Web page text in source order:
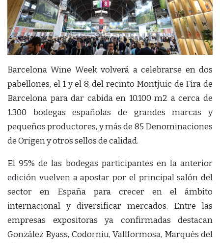
Barcelona Wine Week volverá a celebrarse en dos
pabellones, el 1 y el 8, del recinto Montjuic de Fira de
Barcelona para dar cabida en 10.100 m2 a cerca de
1.300 bodegas españolas de grandes marcas y
pequeños productores, y más de 85 Denominaciones
de Origen y otros sellos de calidad.
El 95% de las bodegas participantes en la anterior
edición vuelven a apostar por el principal salón del
sector en España para crecer en el ámbito
internacional y diversificar mercados. Entre las
empresas expositoras ya confirmadas destacan
González Byass, Codorniu, Vallformosa, Marqués del